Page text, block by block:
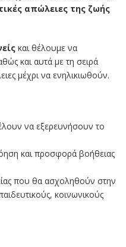
απώλειες της ζωής
και θέλουμε να
και αυτά με τη σειρά
μέχρι να ενηλικιωθούν.
να εξερευνήσουν το
και προσφορά βοήθειας
που θα ασχοληθούν στην
κοινωνικούς